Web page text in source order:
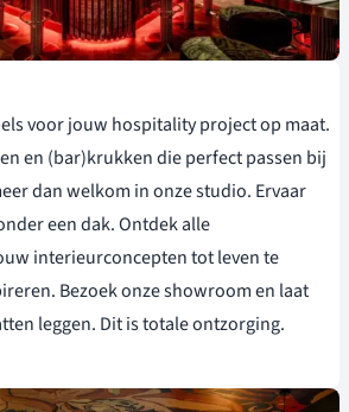
voor jouw hospitality project op maat.
en (bar)krukken die perfect passen bij
dan welkom in onze studio. Ervaar
een dak. Ontdek alle
interieurconcepten tot leven te
Bezoek onze showroom en laat
leggen. Dit is totale ontzorging.